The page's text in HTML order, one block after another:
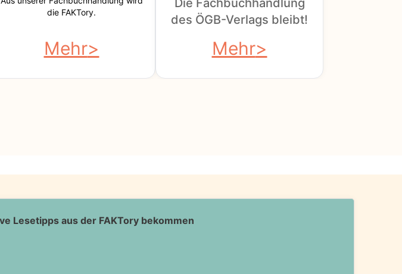
die FAKTory.
Mehr
Die Fachbuchhandlung
des ÖGB-Verlags bleibt!
Mehr